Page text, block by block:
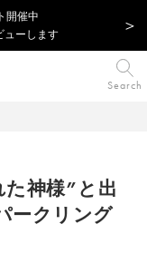
開催中
ューします
Search
神様”と出
ークリング